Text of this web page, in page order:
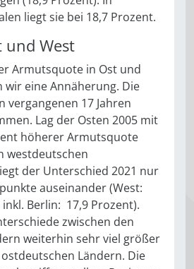
liegt sie bei 18,7 Prozent.
und West
Armutsquote in Ost und
wir eine Annäherung. Die
vergangenen 17 Jahren
Lag der Osten 2005 mit
höherer Armutsquote
westdeutschen
der Unterschied 2021 nur
auseinander (West:
Berlin: 17,9 Prozent).
zwischen den
weiterhin sehr viel größer
Ländern. Die